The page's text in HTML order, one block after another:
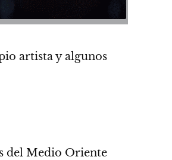
artista yalgunos
del Medio Oriente